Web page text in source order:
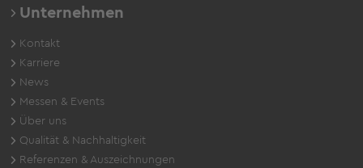
Unternehmen
Kontakt
Karriere
News
Messen & Events
Über uns
Qualität & Nachhaltigkeit
Referenzen & Auszeichnungen